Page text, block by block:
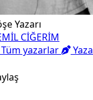
Yazarı
CİĞERİM
yazarlar